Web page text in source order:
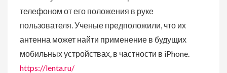
телефоном от его положения в руке
пользователя. Ученые предположили, что их
антенна может найти применение в будущих
мобильных устройствах, в частности в iPhone.
https://lenta.ru/